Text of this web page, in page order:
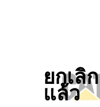
ยกเลิก
แล้ว